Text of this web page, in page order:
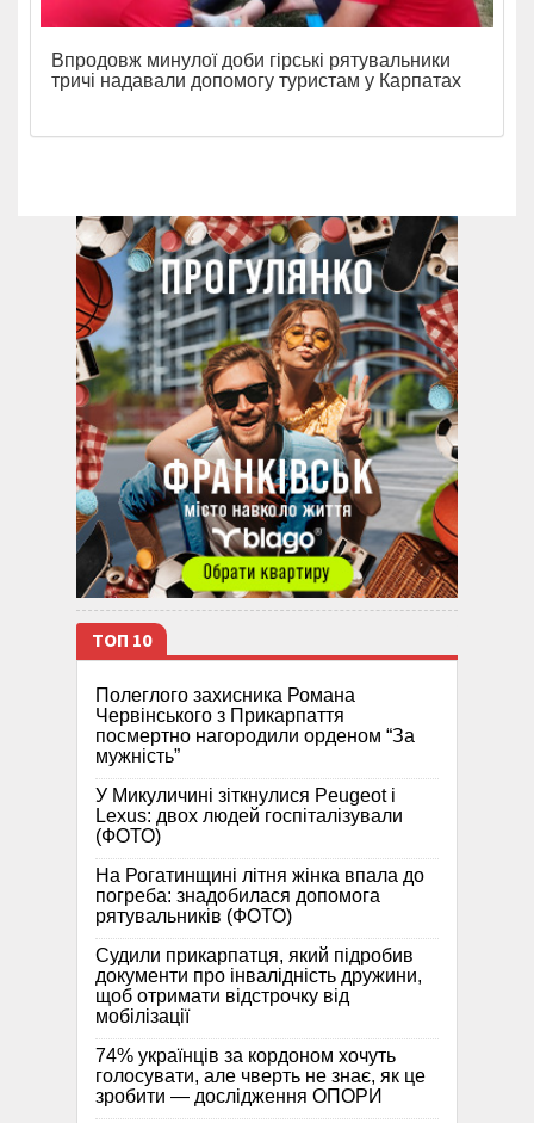
Впродовж минулої доби гірські рятувальники
тричі надавали допомогу туристам у Карпатах
ТОП 10
Полеглого захисника Романа
Червінського з Прикарпаття
посмертно нагородили орденом “За
мужність”
У Микуличині зіткнулися Peugeot і
Lexus: двох людей госпіталізували
(ФОТО)
На Рогатинщині літня жінка впала до
погреба: знадобилася допомога
рятувальників (ФОТО)
Судили прикарпатця, який підробив
документи про інвалідність дружини,
щоб отримати відстрочку від
мобілізації
74% українців за кордоном хочуть
голосувати, але чверть не знає, як це
зробити — дослідження ОПОРИ